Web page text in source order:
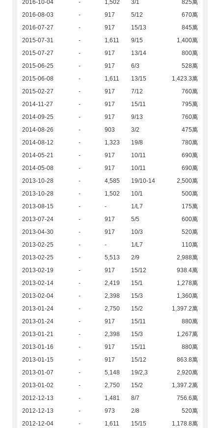
2016-10-04
- 1,502 3/1
825萬
2016-08-03
- 917 5/12
670萬
2016-07-27
- 917 15/13
845萬
2015-07-31
- 1,611 9/15
1,400萬
2015-07-27
- 917 13/14
800萬
2015-06-25
- 917 6/3
528萬
2015-06-08
- 1,611 13/15
1,423.3萬
2015-02-27
- 917 7/12
760萬
2014-11-27
- 917 15/11
795萬
2014-09-25
- 917 9/13
760萬
2014-08-26
- 903 3/2
475萬
2014-08-12
- 1,323 19/8
780萬
2014-05-21
- 917 10/11
690萬
2014-05-08
- 917 10/11
690萬
2013-10-28
- 4,585 19/10-14
2,500萬
2013-10-28
- 1,502 10/1
500萬
2013-08-15
- - 1/L7
175萬
2013-07-24
- 917 5/5
600萬
2013-04-30
- 917 10/3
520萬
2013-02-25
- - 1/L7
110萬
2013-02-25
- 5,513 2/9
2,988萬
2013-02-19
- 917 15/12
938.4萬
2013-02-14
- 2,419 15/1
1,278萬
2013-02-04
- 2,398 15/3
1,360萬
2013-01-24
- 2,750 15/2
1,397.2萬
2013-01-24
- 917 15/11
880萬
2013-01-21
- 2,398 15/3
1,267萬
2013-01-16
- 917 15/11
880萬
2013-01-15
- 917 15/12
863.8萬
2013-01-07
- 5,148 19/2,3
2,920萬
2013-01-02
- 2,750 15/2
1,397.2萬
2012-12-13
- 1,481 8/7
756.6萬
2012-12-13
- 973 2/8
520萬
2012-12-04
- 1,611 15/15
1,178.8萬